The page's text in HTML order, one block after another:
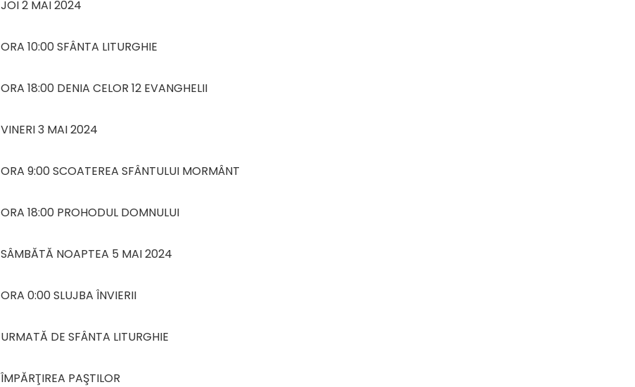
JOI 2 MAI 2024
ORA 10:00 SFÂNTA LITURGHIE
ORA 18:00 DENIA CELOR 12 EVANGHELII
VINERI 3 MAI 2024
ORA 9:00 SCOATEREA SFÂNTULUI MORMÂNT
ORA 18:00 PROHODUL DOMNULUI
SÂMBĂTĂ NOAPTEA 5 MAI 2024
ORA 0:00 SLUJBA ÎNVIERII
URMATĂ DE SFÂNTA LITURGHIE
ÎMPĂRŢIREA PAŞTILOR